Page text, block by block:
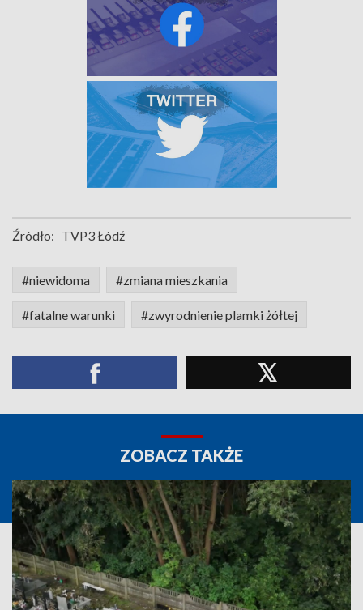
Źródło: TVP3 Łódź
#niewidoma #zmiana mieszkania
#fatalne warunki #zwyrodnienie plamki żółtej
ZOBACZ TAKŻE